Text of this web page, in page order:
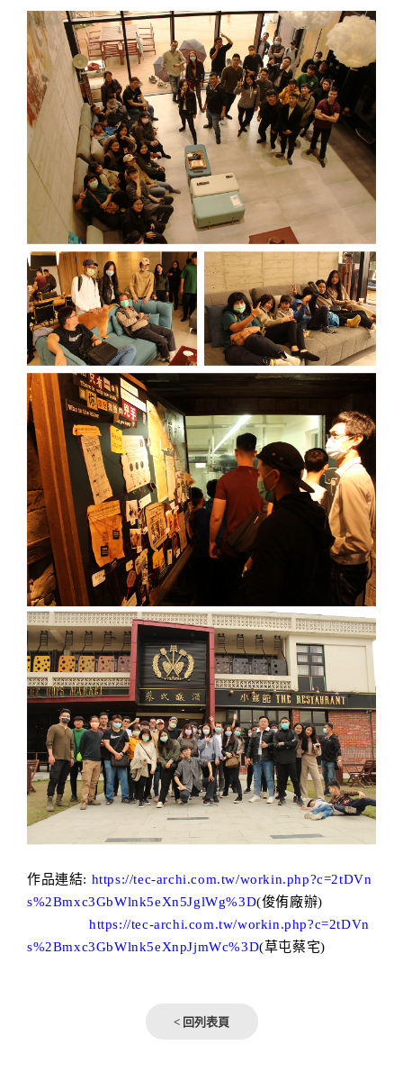
作品連結: https://tec-archi.com.tw/workin.php?c=2tDVn
s%2Bmxc3GbWlnk5eXn5JglWg%3D(俊侑廠辦)
https://tec-archi.com.tw/workin.php?c=2tDVn
s%2Bmxc3GbWlnk5eXnpJjmWc%3D(草屯蔡宅)
< 回列表頁